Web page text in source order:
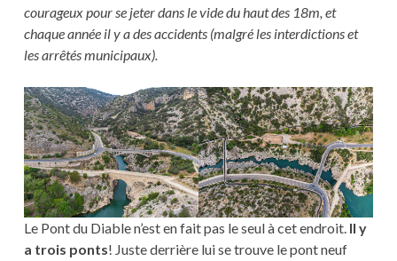
courageux pour se jeter dans le vide du haut des 18m, et
chaque année il y a des accidents (malgré les interdictions et
les arrêtés municipaux).
Le Pont du Diable n’est en fait pas le seul à cet endroit. Il y
a trois ponts! Juste derrière lui se trouve le pont neuf